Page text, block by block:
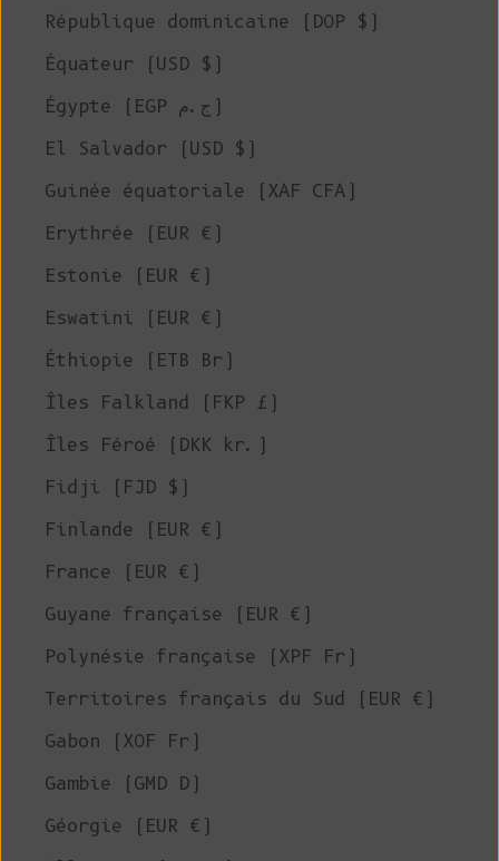
République dominicaine (DOP $)
Équateur (USD $)
Égypte (EGP ج.م)
El Salvador (USD $)
Guinée équatoriale (XAF CFA)
Erythrée (EUR €)
Estonie (EUR €)
Eswatini (EUR €)
Éthiopie (ETB Br)
Îles Falkland (FKP £)
Îles Féroé (DKK kr.)
Fidji (FJD $)
Finlande (EUR €)
France (EUR €)
Guyane française (EUR €)
Polynésie française (XPF Fr)
Territoires français du Sud (EUR €)
Gabon (XOF Fr)
Gambie (GMD D)
Géorgie (EUR €)